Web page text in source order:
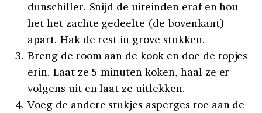
dunschiller. Snijd de uiteinden eraf en hou
het het zachte gedeelte (de bovenkant)
apart. Hak de rest in grove stukken.
Breng de room aan de kook en doe de topjes
erin. Laat ze 5 minuten koken, haal ze er
volgens uit en laat ze uitlekken.
Voeg de andere stukjes asperges toe aan de